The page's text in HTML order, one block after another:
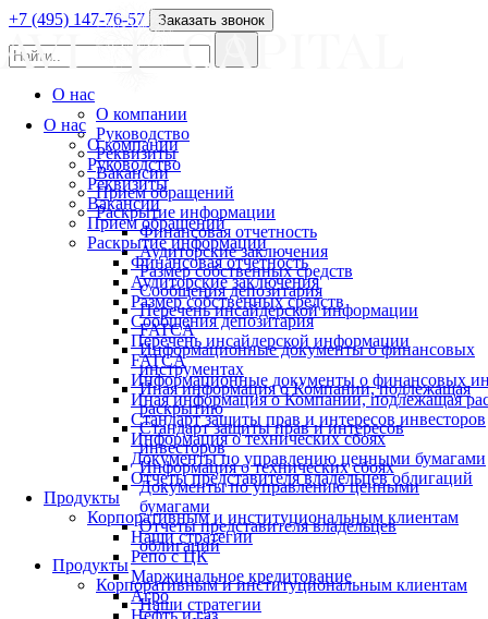
О нас
О компании
Руководство
Реквизиты
Вакансии
Прием обращений
Раскрытие информации
Финансовая отчетность
Аудиторские заключения
Размер собственных средств
Сообщения депозитария
Перечень инсайдерской информации
FATCA
Информационные документы о финансовых
Иная информация о Компании, подлежащая
Стандарт защиты прав и интересов инвесторов
Информация о технических сбоях
Документы по управлению ценными бумагами
Отчеты представителя владельцев облигаций
Продукты
Корпоративным и институциональным клиентам
Наши стратегии
Репо с ЦК
Маржинальное кредитование
Агро
Нефть и газ
+7 (495) 147-76-57 Заказать звонок
О нас
О компании
Руководство
Реквизиты
Вакансии
Прием обращений
Раскрытие информации
Финансовая отчетность
Аудиторские заключения
Размер собственных средств
Сообщения депозитария
Перечень инсайдерской информации
FATCA
Информационные документы о финансовых
инструментах
Иная информация о Компании, подлежащая
раскрытию
Стандарт защиты прав и интересов
инвесторов
Информация о технических сбоях
Документы по управлению ценными
бумагами
Отчеты представителя владельцев
облигаций
Продукты
Корпоративным и институциональным клиентам
Наши стратегии